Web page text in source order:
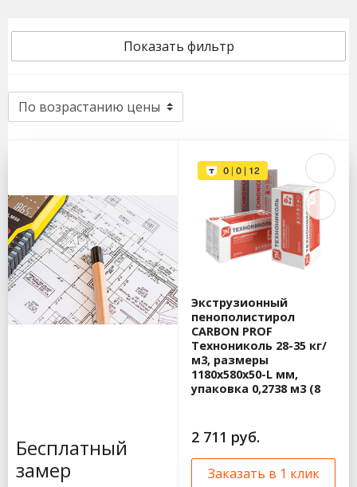
Показать фильтр
Бесплатный
замер
Экструзионный
пенополистирол
CARBON PROF
Технониколь 28-35 кг/
м3, размеры
1180х580х50-L мм,
упаковка 0,2738 м3 (8
2 711 руб.
Заказать в 1 клик